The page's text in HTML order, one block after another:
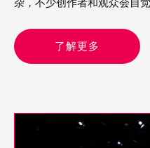
（intertextuality）理论框架
「文化个人」的众多面向之
了解更多